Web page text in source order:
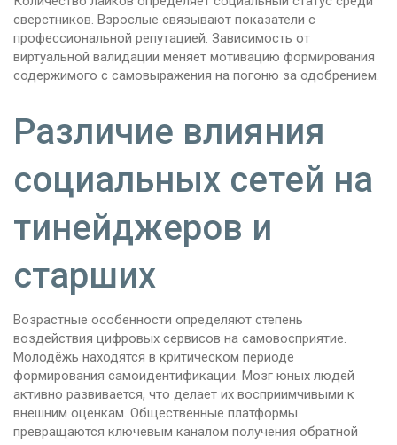
сверстников. Взрослые связывают показатели с
профессиональной репутацией. Зависимость от
виртуальной валидации меняет мотивацию формирования
содержимого с самовыражения на погоню за одобрением.
Различие влияния
социальных сетей на
тинейджеров и
старших
Возрастные особенности определяют степень
воздействия цифровых сервисов на самовосприятие.
Молодёжь находятся в критическом периоде
формирования самоидентификации. Мозг юных людей
активно развивается, что делает их восприимчивыми к
внешним оценкам. Общественные платформы
превращаются ключевым каналом получения обратной